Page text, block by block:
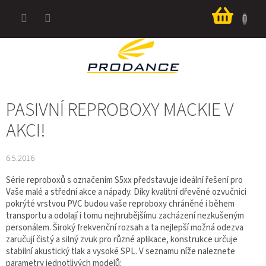
košík
PASIVNÍ REPROBOXY MACKIE V
AKCI!
6.5.2016
Série reproboxů s označením S5xx představuje ideální řešení pro
Vaše malé a střední akce a nápady. Díky kvalitní dřevěné ozvučnici
pokrýté vrstvou PVC budou vaše reproboxy chráněné i během
transportu a odolají i tomu nejhrubějšímu zacházení nezkušeným
personálem. Široký frekvenční rozsah a ta nejlepší možná odezva
zaručují čistý a silný zvuk pro různé aplikace, konstrukce určuje
stabilní akustický tlak a vysoké SPL. V seznamu níže naleznete
parametry jednotlivých modelů: